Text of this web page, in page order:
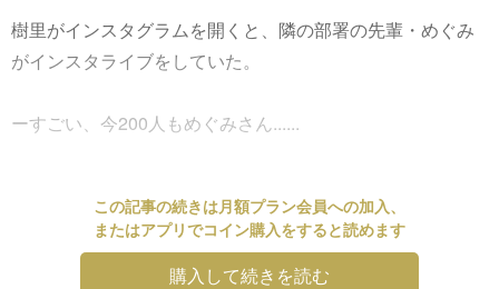
樹里がインスタグラムを開くと、隣の部署の先輩・めぐみ
がインスタライブをしていた。
ーすごい、今200人もめぐみさん......
この記事の続きは月額プラン会員への加入、
またはアプリでコイン購入をすると読めます
購入して続きを読む